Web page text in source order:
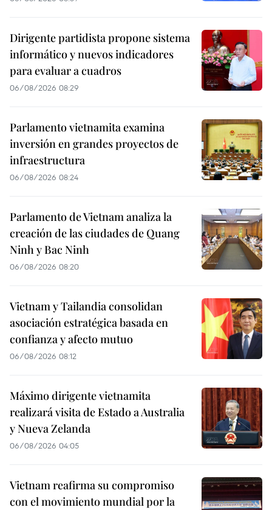
Dirigente partidista propone sistema
informático y nuevos indicadores
para evaluar a cuadros
06/08/2026 08:29
Parlamento vietnamita examina
inversión en grandes proyectos de
infraestructura
06/08/2026 08:24
Parlamento de Vietnam analiza la
creación de las ciudades de Quang
Ninh y Bac Ninh
06/08/2026 08:20
Vietnam y Tailandia consolidan
asociación estratégica basada en
confianza y afecto mutuo
06/08/2026 08:12
Máximo dirigente vietnamita
realizará visita de Estado a Australia
y Nueva Zelanda
06/08/2026 04:05
Vietnam reafirma su compromiso
con el movimiento mundial por la